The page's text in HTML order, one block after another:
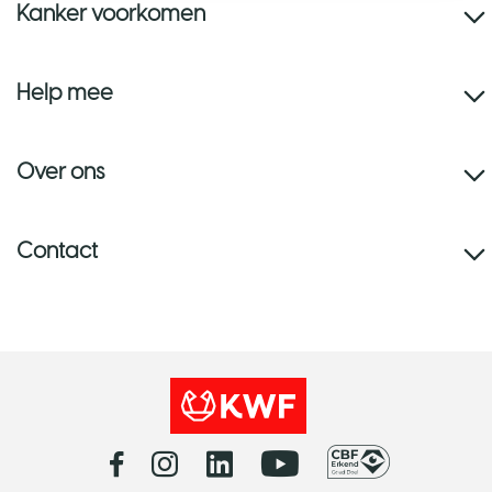
Kanker voorkomen
Help mee
Over ons
Contact